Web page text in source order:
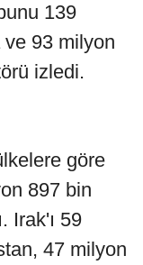
139
93 milyon
izledi.
göre
897 bin
Irak'ı 59
47 milyon